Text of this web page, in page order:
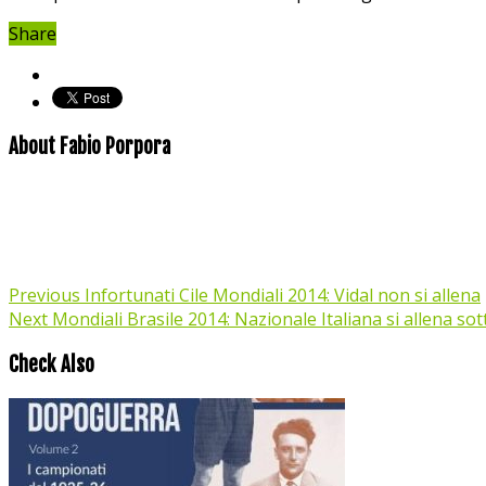
Share
About Fabio Porpora
Previous Infortunati Cile Mondiali 2014: Vidal non si allena
Next Mondiali Brasile 2014: Nazionale Italiana si allena
Check Also